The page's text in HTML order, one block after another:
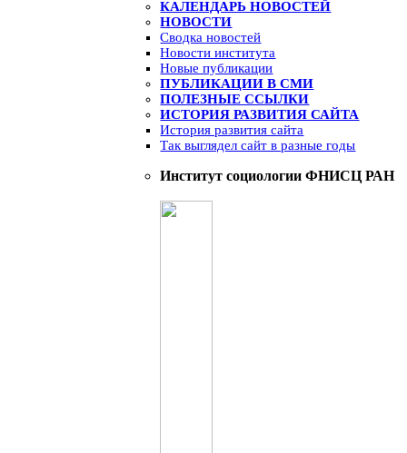
КАЛЕНДАРЬ НОВОСТЕЙ
НОВОСТИ
Сводка новостей
Новости института
Новые публикации
ПУБЛИКАЦИИ В СМИ
ПОЛЕЗНЫЕ ССЫЛКИ
ИСТОРИЯ РАЗВИТИЯ САЙТА
История развития сайта
Так выглядел сайт в разные годы
Институт социологии ФНИСЦ РАН